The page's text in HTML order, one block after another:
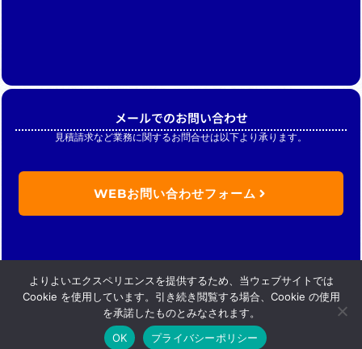
メールでのお問い合わせ
見積請求など業務に関するお問合せは以下より承ります。
WEBお問い合わせフォーム
Copyright (C) Nikkan merchandise .inc. All Rights Reserved.
よりよいエクスペリエンスを提供するため、当ウェブサイトでは
Cookie を使用しています。引き続き閲覧する場合、Cookie の使用
を承諾したものとみなされます。
OK
プライバシーポリシー